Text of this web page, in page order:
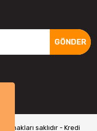
GÖNDER
hakları saklıdır - Kredi